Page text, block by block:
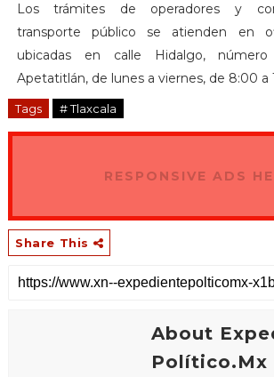
Los trámites de operadores y
transporte público se atienden en
ubicadas en calle Hidalgo,
Apetatitlán, de lunes a viernes, de 8:00 a
Tags # Tlaxcala
RESPONSIVE ADS
Share This
About
Político.Mx